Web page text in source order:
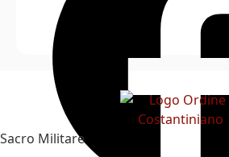
Sacro Militare